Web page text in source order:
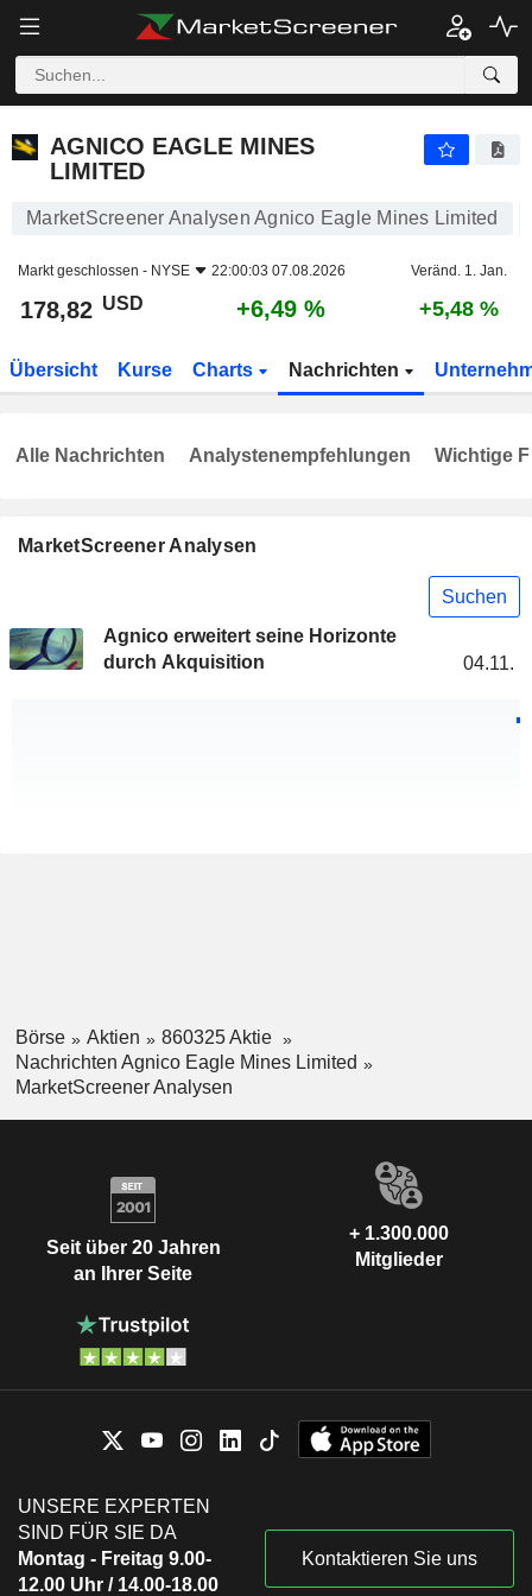
AGNICO EAGLE MINES
LIMITED
MarketScreener Analysen Agnico Eagle Mines Limited
Markt geschlossen - NYSE 22:00:03 07.08.2026 Veränd. 1. Jan.
178,82 USD +6,49 % +5,48 %
Übersicht Kurse Charts Nachrichten
MarketScreener Analysen
Suchen
Agnico erweitert seine Horizonte
durch Akquisition
04.11.
Alle Nachrichten Analystenempfehlungen Wichtige
Börse Aktien
860325 Aktie
Nachrichten Agnico Eagle Mines Limited
MarketScreener Analysen
Seit über 20 Jahren
an Ihrer Seite
+ 1.300.000
Mitglieder
UNSERE EXPERTEN
SIND FÜR SIE DA
Montag - Freitag 9.00-
12.00 Uhr / 14.00-18.00
Kontaktieren Sie uns